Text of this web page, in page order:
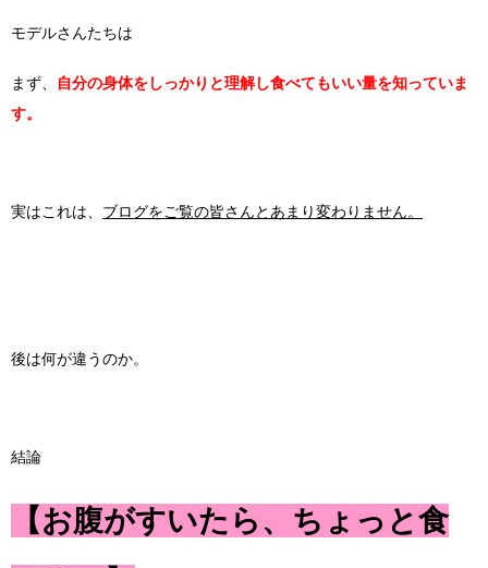
モデルさんたちは
まず、
自分の身体をしっかりと理解し食べてもいい量を知っていま
す。
実はこれは、 ブログをご覧の皆さんとあまり変わりません。
後は何が違うのか。
結論
【お腹がすいたら、ちょっと食